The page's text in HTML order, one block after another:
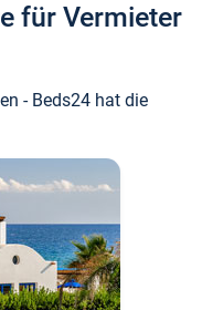
für Vermieter
- Beds24 hat die